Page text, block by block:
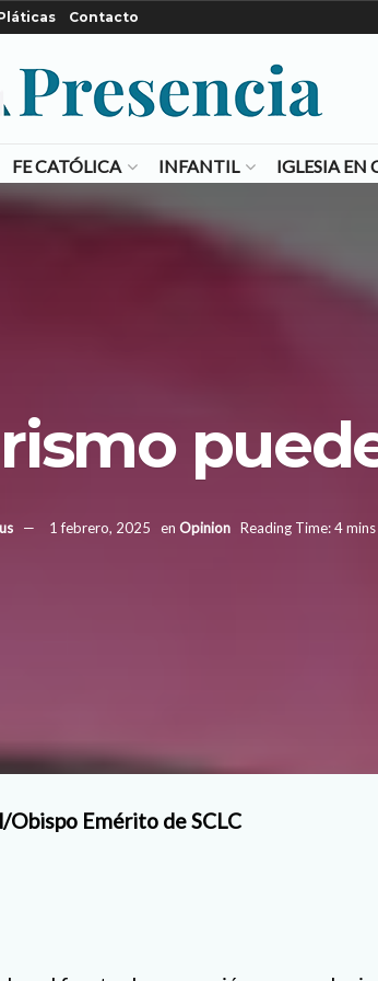
Contacto
FE CATÓLICA INFANTIL IGLESIA
1 febrero, 2025 en Opinion Reading Time: 4
Emérito de SCLC